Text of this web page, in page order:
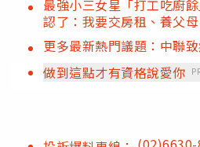
最強小三女星「打工吃廚
認了：我要交房租、養父母
更多最新熱門議題：中聯
做到這點才有資格說愛你